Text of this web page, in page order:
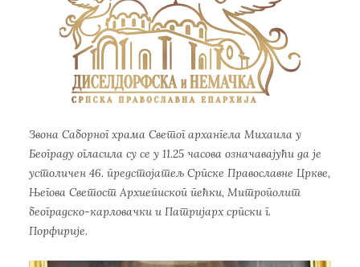
Звона Саборног храма Светог архангела Михаила у
Београду огласила су се у 11.25 часова означавајући да је
устоличен 46. предстoјатељ Српске Православне Цркве,
Његова Светост Архиепископ пећки, Митрополит
београдско-карловачки и Патријарх српски г.
Порфирије.